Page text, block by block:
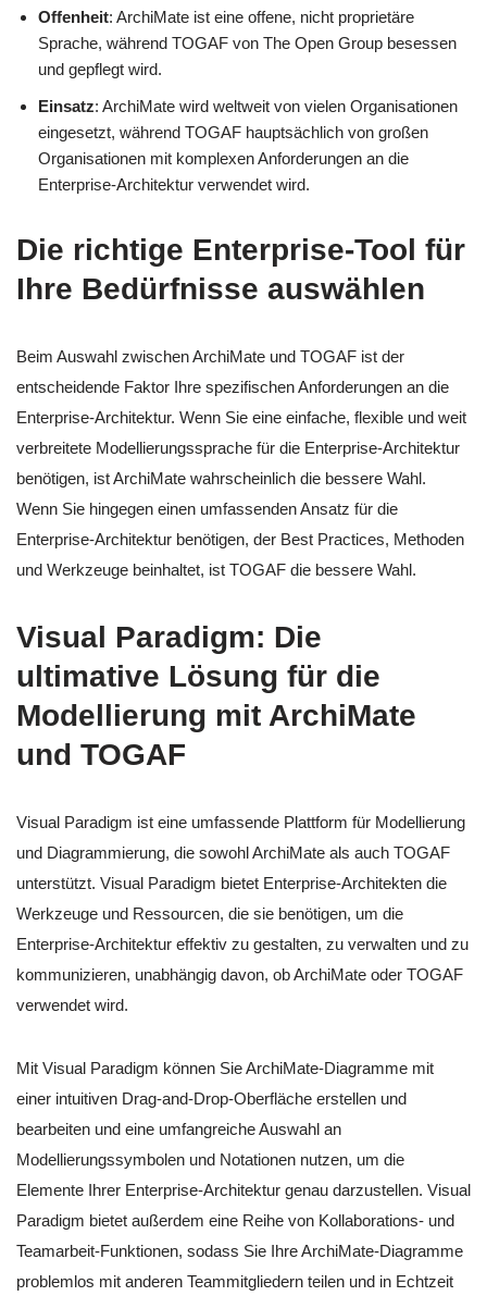
Offenheit: ArchiMate ist eine offene, nicht proprietäre
Sprache, während TOGAF von The Open Group besessen
und gepflegt wird.
Einsatz: ArchiMate wird weltweit von vielen Organisationen
eingesetzt, während TOGAF hauptsächlich von großen
Organisationen mit komplexen Anforderungen an die
Enterprise-Architektur verwendet wird.
Die richtige Enterprise-Tool für
Ihre Bedürfnisse auswählen
Beim Auswahl zwischen ArchiMate und TOGAF ist der
entscheidende Faktor Ihre spezifischen Anforderungen an die
Enterprise-Architektur. Wenn Sie eine einfache, flexible und weit
verbreitete Modellierungssprache für die Enterprise-Architektur
benötigen, ist ArchiMate wahrscheinlich die bessere Wahl.
Wenn Sie hingegen einen umfassenden Ansatz für die
Enterprise-Architektur benötigen, der Best Practices, Methoden
und Werkzeuge beinhaltet, ist TOGAF die bessere Wahl.
Visual Paradigm: Die
ultimative Lösung für die
Modellierung mit ArchiMate
und TOGAF
Visual Paradigm ist eine umfassende Plattform für Modellierung
und Diagrammierung, die sowohl ArchiMate als auch TOGAF
unterstützt. Visual Paradigm bietet Enterprise-Architekten die
Werkzeuge und Ressourcen, die sie benötigen, um die
Enterprise-Architektur effektiv zu gestalten, zu verwalten und zu
kommunizieren, unabhängig davon, ob ArchiMate oder TOGAF
verwendet wird.
Mit Visual Paradigm können Sie ArchiMate-Diagramme mit
einer intuitiven Drag-and-Drop-Oberfläche erstellen und
bearbeiten und eine umfangreiche Auswahl an
Modellierungssymbolen und Notationen nutzen, um die
Elemente Ihrer Enterprise-Architektur genau darzustellen. Visual
Paradigm bietet außerdem eine Reihe von Kollaborations- und
Teamarbeit-Funktionen, sodass Sie Ihre ArchiMate-Diagramme
problemlos mit anderen Teammitgliedern teilen und in Echtzeit